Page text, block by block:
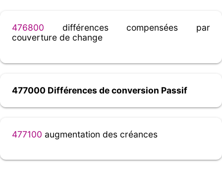
476800 différences compensées par
couverture de change
477000 Différences de conversion Passif
477100 augmentation des créances